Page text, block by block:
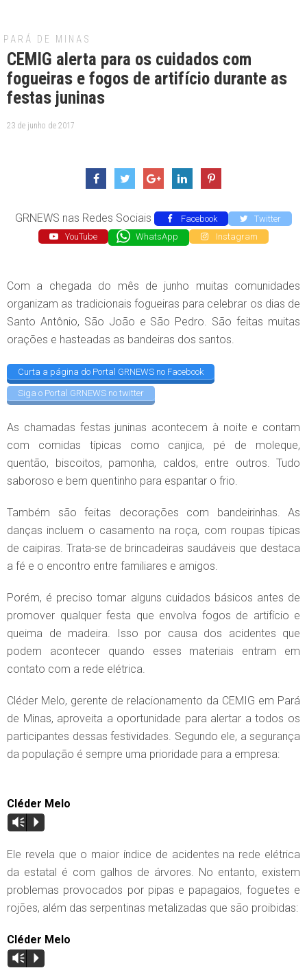
PARÁ DE MINAS
CEMIG alerta para os cuidados com
fogueiras e fogos de artifício durante as
festas juninas
23 de junho de 2017
GRNEWS nas Redes Sociais Facebook
Twitter
YouTube
WhatsApp Instagram
Com a chegada do mês de junho muitas comunidades
organizam as tradicionais fogueiras para celebrar os dias de
Santo Antônio, São João e São Pedro. São feitas muitas
orações e hasteadas as bandeiras dos santos.
Curta a página do Portal GRNEWS no Facebook
Siga o Portal GRNEWS no twitter
As chamadas festas juninas acontecem à noite e contam
com comidas típicas como canjica, pé de moleque,
quentão, biscoitos, pamonha, caldos, entre outros. Tudo
saboroso e bem quentinho para espantar o frio.
Também são feitas decorações com bandeirinhas. As
danças incluem o casamento na roça, com roupas típicas
de caipiras. Trata-se de brincadeiras saudáveis que destaca
a fé e o encontro entre familiares e amigos.
Porém, é preciso tomar alguns cuidados básicos antes de
promover qualquer festa que envolva fogos de artifício e
queima de madeira. Isso por causa dos acidentes que
podem acontecer quando esses materiais entram em
contato com a rede elétrica.
Cléder Melo, gerente de relacionamento da CEMIG em Pará
de Minas, aproveita a oportunidade para alertar a todos os
participantes dessas festividades. Segundo ele, a segurança
da população é sempre uma prioridade para a empresa:
Cléder Melo
Vm P
Ele revela que o maior índice de acidentes na rede elétrica
da estatal é com galhos de árvores. No entanto, existem
problemas provocados por pipas e papagaios, foguetes e
rojões, além das serpentinas metalizadas que são proibidas:
Cléder Melo
Vm P